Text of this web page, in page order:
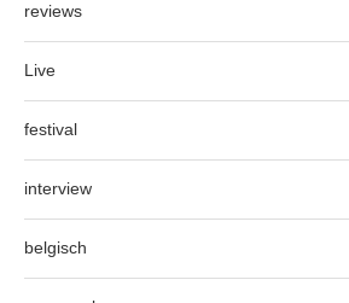
reviews
Live
festival
interview
belgisch